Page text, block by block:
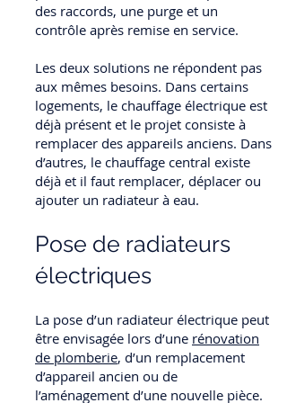
des raccords, une purge et un
contrôle après remise en service.
Les deux solutions ne répondent pas
aux mêmes besoins. Dans certains
logements, le chauffage électrique est
déjà présent et le projet consiste à
remplacer des appareils anciens. Dans
d’autres, le chauffage central existe
déjà et il faut remplacer, déplacer ou
ajouter un radiateur à eau.
Pose de radiateurs
électriques
La pose d’un radiateur électrique peut
être envisagée lors d’une rénovation
de plomberie, d’un remplacement
d’appareil ancien ou de
l’aménagement d’une nouvelle pièce.